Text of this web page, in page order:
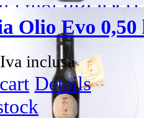
i tuoi
ORA
Olio Evo
Iva inclusa
Details